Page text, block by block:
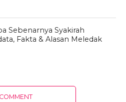
Sebenarnya Syakirah
Fakta & Alasan Meledak